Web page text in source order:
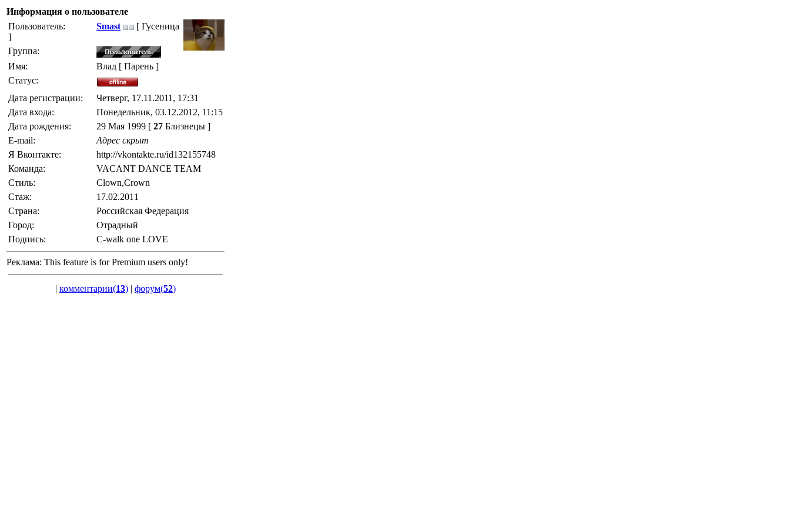
Информация о пользователе
Пользователь:
Smast
[ Гусеница
]
Группа:
Имя:
Влад [ Парень ]
Статус:
Дата регистрации:
Четверг, 17.11.2011, 17:31
Дата входа:
Понедельник, 03.12.2012, 11:15
Дата рождения:
29 Мая 1999 [ 27 Близнецы ]
E-mail:
Адрес скрыт
Я Вконтакте:
http://vkontakte.ru/id132155748
Команда:
VACANT DANCE TEAM
Стиль:
Clown,Crown
Стаж:
17.02.2011
Страна:
Российская Федерация
Город:
Отрадный
Подпись:
C-walk one LOVE
Реклама: This feature is for Premium users only!
| комментарии(13) | форум(52)